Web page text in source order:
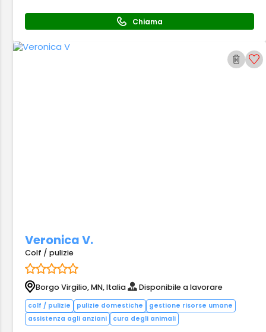
Chiama
Veronica V.
Colf / pulizie
Borgo Virgilio, MN, Italia Disponibile a lavorare
colf / pulizie pulizie domestiche
gestione risorse umane
assistenza agli anziani
cura degli animali